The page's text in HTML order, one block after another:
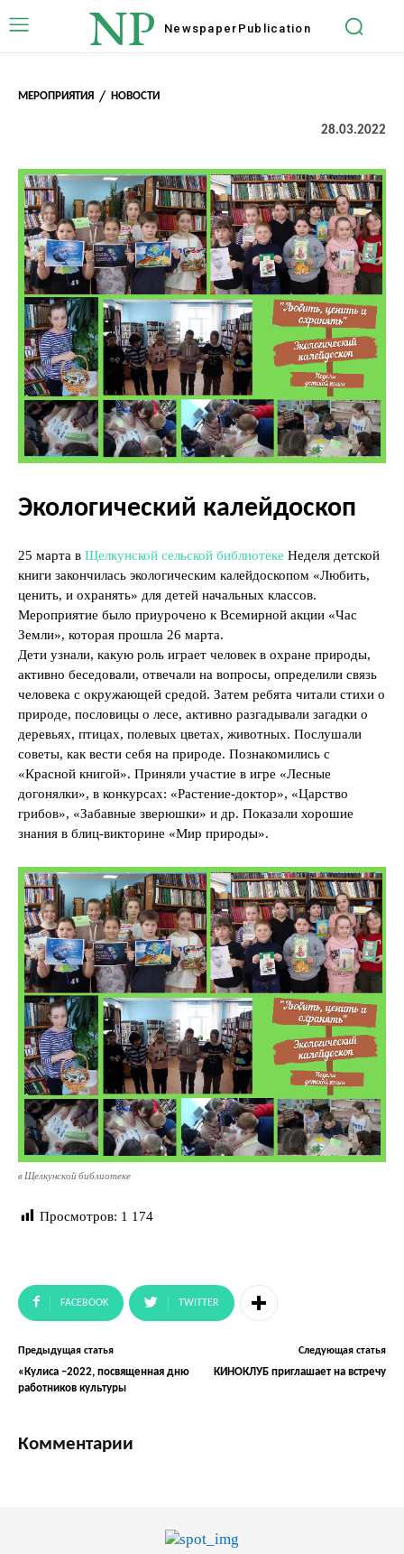
NP Newspaper Publication
МЕРОПРИЯТИЯ НОВОСТИ
28.03.2022
Экологический калейдоскоп
25 марта в Щелкунской сельской библиотеке Неделя детской
книги закончилась экологическим калейдоскопом «Любить,
ценить, и охранять» для детей начальных классов.
Мероприятие было приурочено к Всемирной акции «Час
Земли», которая прошла 26 марта.
Дети узнали, какую роль играет человек в охране природы,
активно беседовали, отвечали на вопросы, определили связь
человека с окружающей средой. Затем ребята читали стихи о
природе, пословицы о лесе, активно разгадывали загадки о
деревьях, птицах, полевых цветах, животных. Послушали
советы, как вести себя на природе. Познакомились с
«Красной книгой». Приняли участие в игре «Лесные
догонялки», в конкурсах: «Растение-доктор», «Царство
грибов», «Забавные зверюшки» и др. Показали хорошие
знания в блиц-викторине «Мир природы».
в Щелкунской библиотеке
Просмотров: 1 174
FACEBOOK TWITTER
Предыдущая статья
«Кулиса –2022, посвященная дню
работников культуры
Следующая статья
КИНОКЛУБ приглашает на встречу
Комментарии